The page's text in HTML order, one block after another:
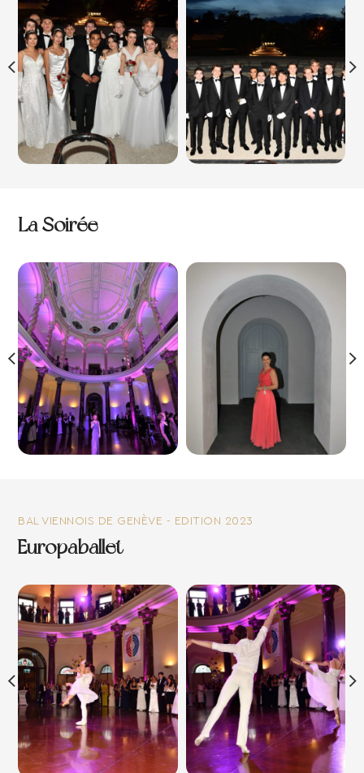
La Soirée
BAL VIENNOIS DE GENÈVE - EDITION 2023
Europaballet